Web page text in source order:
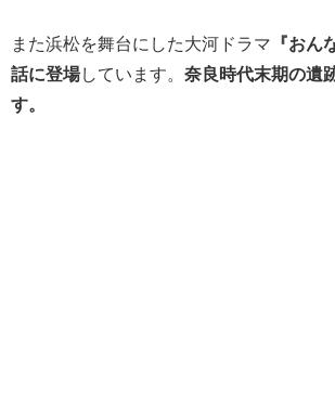
また浜松を舞台にした大河ドラマ 『おん
話に登場しています。 奈良時代末期の遺
す。